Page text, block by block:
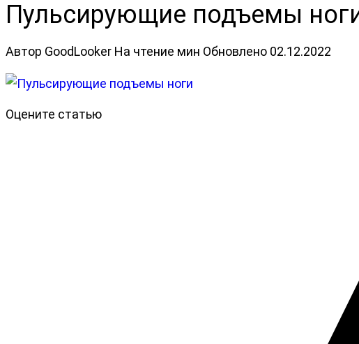
Пульсирующие подъемы
Автор GoodLooker На чтение мин Обновлено 02.12.2022
Оцените статью